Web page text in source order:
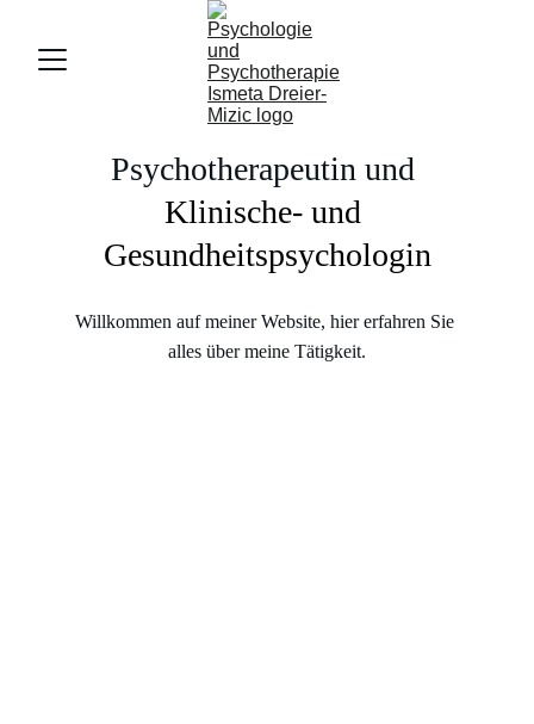
Psychotherapeutin und
Klinische- und
Gesundheitspsychologin
Willkommen auf meiner Website, hier erfahren Sie
alles über meine Tätigkeit.